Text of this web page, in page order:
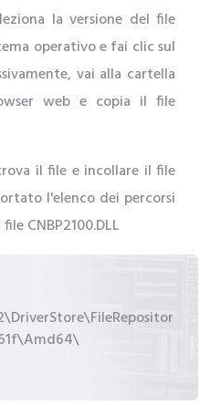
la versione del file
operativo e fai clic sul
vai alla cartella
web e copia il file
il file e incollare il file
l'elenco dei percorsi
CNBP2100.DLL